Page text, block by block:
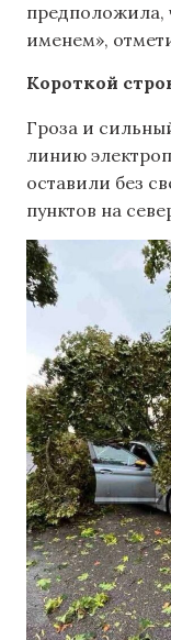
предположила,
именем»,
Короткой
Гроза и
линию
оставили без
пунктов на